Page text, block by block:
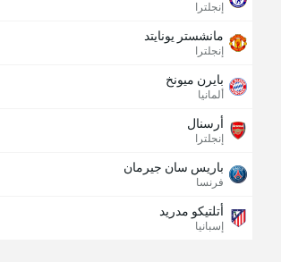
إنجلترا
مانشستر يونايتد
إنجلترا
بايرن ميونخ
ألمانيا
أرسنال
إنجلترا
باريس سان جيرمان
فرنسا
أتلتيكو مدريد
إسبانيا